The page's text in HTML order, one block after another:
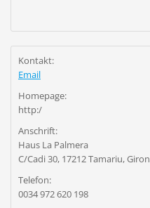
Kontakt:
Email
Homepage:
http:/
Anschrift:
Haus La Palmera
C/Cadi 30, 17212 Tamariu,
Telefon:
0034 972 620 198